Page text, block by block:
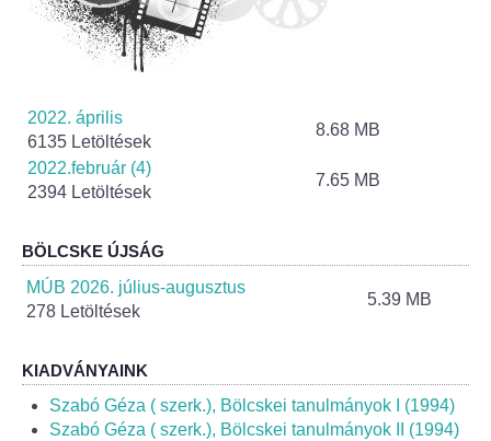
Pályázatok
Szerződések
Helyi Esélyegyenlőség Program
Alapítványok
Helyi Építési Szabályzat
INTÉZMÉNYEK
2022. április
6135 Letöltések
8.68 MB
2022.február (4)
2394 Letöltések
7.65 MB
BÖLCSKE ÚJSÁG
MÚB 2026. július-augusztus
278 Letöltések
5.39 MB
KIADVÁNYAINK
Szabó Géza ( szerk.), Bölcskei tanulmányok I (1994)
Szabó Géza ( szerk.), Bölcskei tanulmányok II (1994)